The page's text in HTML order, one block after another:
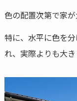
色の配置次第で家が
特に、水平に色を
れ、実際よりも大き